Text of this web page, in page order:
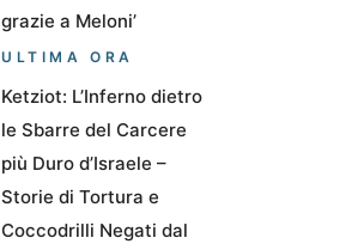
grazie a Meloni’
ULTIMA ORA
Ketziot: L’Inferno dietro
le Sbarre del Carcere
più Duro d’Israele –
Storie di Tortura e
Coccodrilli Negati dal